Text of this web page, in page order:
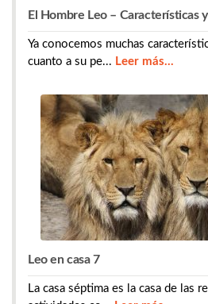
El Hombre Leo – Características
Ya conocemos muchas
cuanto a su pe... Leer más...
Leo en casa 7
La casa séptima es la casa de las